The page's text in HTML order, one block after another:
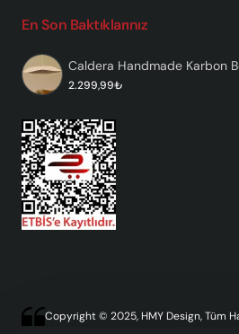
En Son Baktıklarınız
Caldera Handmade Karbon
2.299,99₺
Copyright © 2025, HMY Design, Tüm